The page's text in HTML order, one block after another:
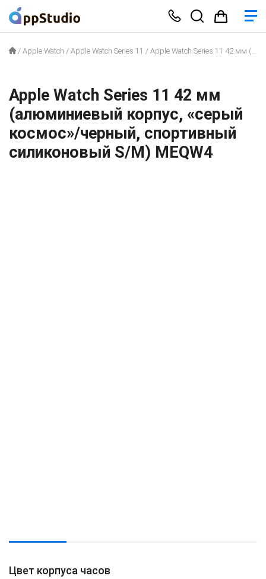
/ Apple Watch / Apple Watch Series 11 / Apple Watch Series 11 42 мм (алюминиевый корпус, «серый космос»/черный, спортивный силиконовый S/M) MEQW4
Apple Watch Series 11 42 мм
(алюминиевый корпус, «серый
космос»/черный, спортивный
силиконовый S/M) MEQW4
Цвет корпуса часов